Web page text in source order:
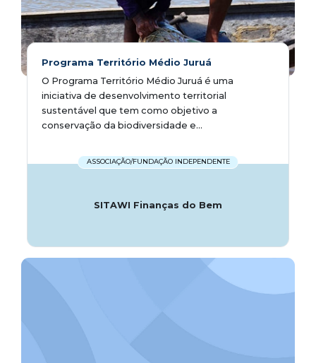
Programa Território Médio Juruá
O Programa Território Médio Juruá é uma
iniciativa de desenvolvimento territorial
sustentável que tem como objetivo a
conservação da biodiversidade e...
ASSOCIAÇÃO/FUNDAÇÃO INDEPENDENTE
SITAWI Finanças do Bem